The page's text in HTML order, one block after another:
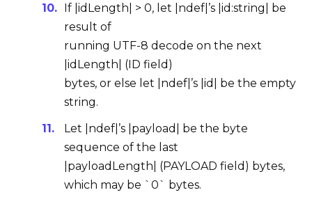
If |idLength| > 0, let |ndef|’s |id:string| be
result of
running UTF-8 decode on the next
|idLength| (ID field )
bytes, or else let |ndef|’s |id| be the empty
string.
Let |ndef|’s |payload| be the byte
sequence of the last
|payloadLength| (PAYLOAD field ) bytes,
which may be `0` bytes.